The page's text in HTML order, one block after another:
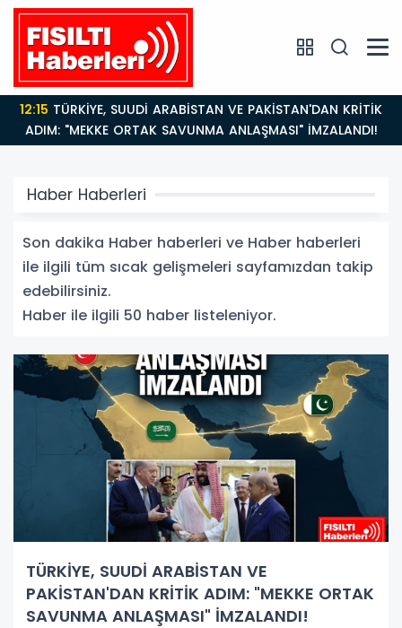
14:21BAKAN GÜRLEK’TEN TİGAD ÇALIŞTAYINDA Çarpıcı
AÇIKLAMALAR: "Pazar Günü Yeni Bir Aydınlığa
Uyanacağız"
Haber Haberleri
Son dakika Haber haberleri ve Haber haberleri
ile ilgili tüm sıcak gelişmeleri sayfamızdan takip
edebilirsiniz.
Haber ile ilgili 50 haber listeleniyor.
TÜRKİYE, SUUDİ ARABİSTAN VE
PAKİSTAN'DAN KRİTİK ADIM: "MEKKE ORTAK
SAVUNMA ANLAŞMASI" İMZALANDI!